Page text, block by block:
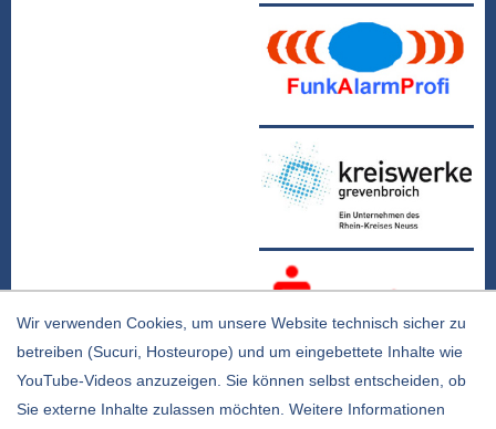
Wir verwenden Cookies, um unsere Website technisch sicher zu
betreiben (Sucuri, Hosteurope) und um eingebettete Inhalte wie
YouTube-Videos anzuzeigen. Sie können selbst entscheiden, ob
Sie externe Inhalte zulassen möchten. Weitere Informationen